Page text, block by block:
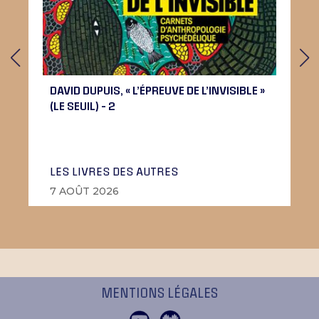
DAVID DUPUIS, « L’ÉPREUVE DE L’INVISIBLE »
(LE SEUIL) – 2
LES LIVRES DES AUTRES
7 AOÛT 2026
MENTIONS LÉGALES